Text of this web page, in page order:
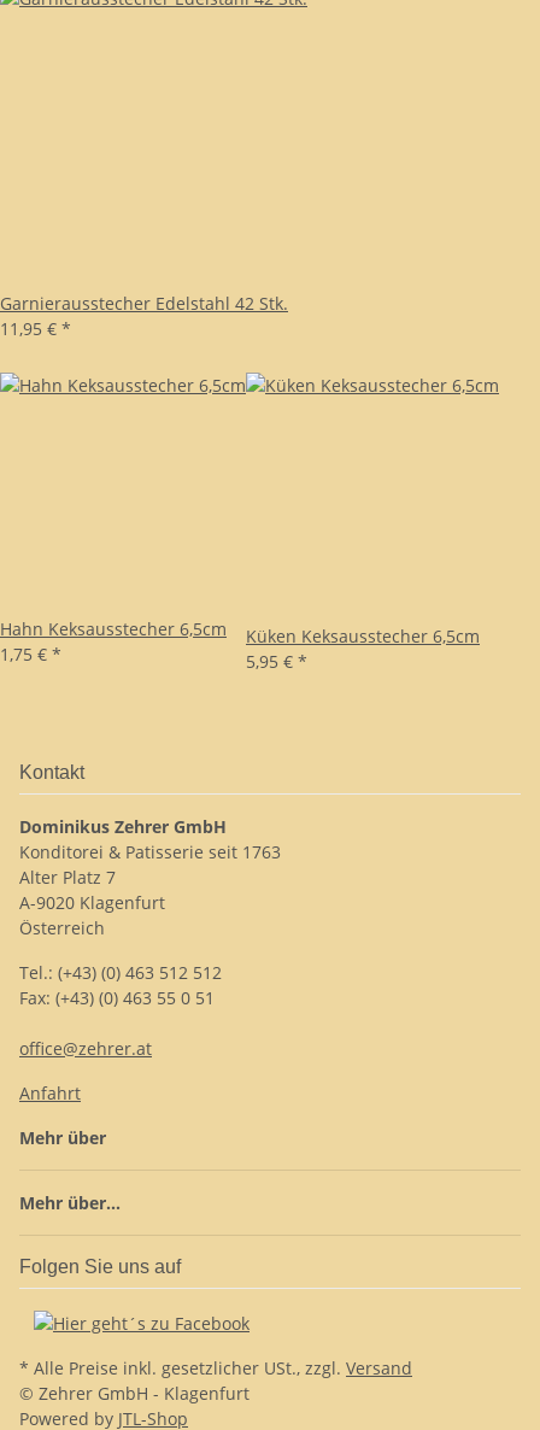
Garnierausstecher Edelstahl 42 Stk.
11,95 € *
Hahn Keksausstecher 6,5cm
1,75 € *
Küken Keksausstecher 6,5cm
5,95 € *
Kontakt
Dominikus Zehrer GmbH
Konditorei & Patisserie seit 1763
Alter Platz 7
A-9020 Klagenfurt
Österreich
Tel.: (+43) (0) 463 512 512
Fax: (+43) (0) 463 55 0 51
office@zehrer.at
Anfahrt
Mehr über
Mehr über...
Folgen Sie uns auf
* Alle Preise inkl. gesetzlicher USt., zzgl. Versand
© Zehrer GmbH - Klagenfurt
Powered by JTL-Shop